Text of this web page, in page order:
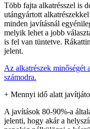
Több fajta alkatrésszel is
utángyártott
minden javításnál
melyik lehet a jobb
is fel van tüntetve.
jelent.
Az alkatrészek minőségét
számodra.
+ Mennyi idő alatt
A javítások 80-90%-a
jelenti, hogy akár a